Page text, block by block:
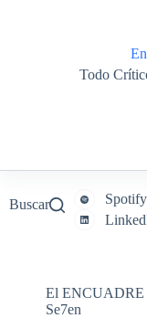
Todo
Buscar Spotify
El ENCUADRE
Se7en